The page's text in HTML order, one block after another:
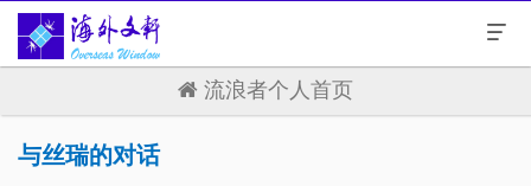
流浪者个人首页
与丝瑞的对话